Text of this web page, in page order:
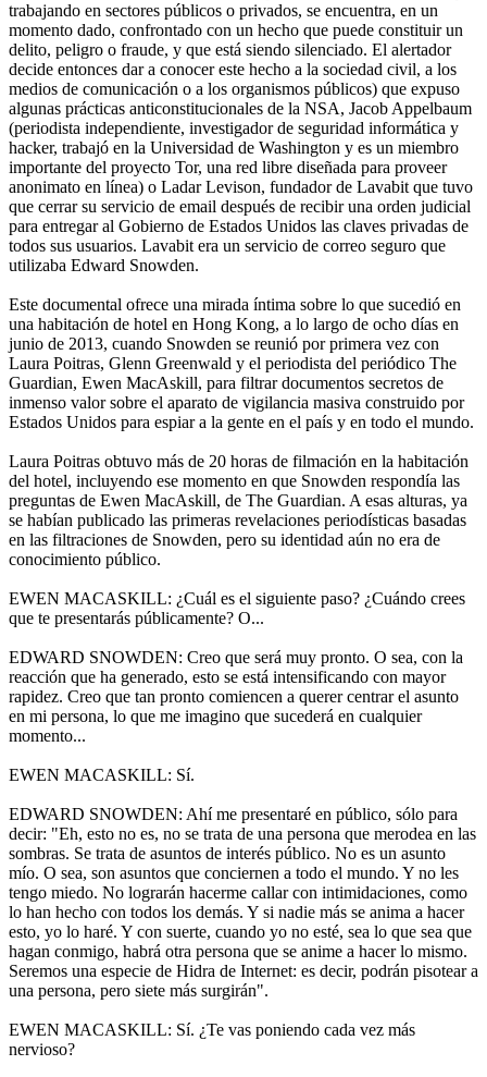
trabajando en sectores públicos o privados, se encuentra, en un
momento dado, confrontado con un hecho que puede constituir un
delito, peligro o fraude, y que está siendo silenciado. El alertador
decide entonces dar a conocer este hecho a la sociedad civil, a los
medios de comunicación o a los organismos públicos) que expuso
algunas prácticas anticonstitucionales de la NSA, Jacob Appelbaum
(periodista independiente, investigador de seguridad informática y
hacker, trabajó en la Universidad de Washington y es un miembro
importante del proyecto Tor, una red libre diseñada para proveer
anonimato en línea) o Ladar Levison, fundador de Lavabit que tuvo
que cerrar su servicio de email después de recibir una orden judicial
para entregar al Gobierno de Estados Unidos las claves privadas de
todos sus usuarios. Lavabit era un servicio de correo seguro que
utilizaba Edward Snowden.
Este documental ofrece una mirada íntima sobre lo que sucedió en
una habitación de hotel en Hong Kong, a lo largo de ocho días en
junio de 2013, cuando Snowden se reunió por primera vez con
Laura Poitras, Glenn Greenwald y el periodista del periódico The
Guardian, Ewen MacAskill, para filtrar documentos secretos de
inmenso valor sobre el aparato de vigilancia masiva construido por
Estados Unidos para espiar a la gente en el país y en todo el mundo.
Laura Poitras obtuvo más de 20 horas de filmación en la habitación
del hotel, incluyendo ese momento en que Snowden respondía las
preguntas de Ewen MacAskill, de The Guardian. A esas alturas, ya
se habían publicado las primeras revelaciones periodísticas basadas
en las filtraciones de Snowden, pero su identidad aún no era de
conocimiento público.
EWEN MACASKILL: ¿Cuál es el siguiente paso? ¿Cuándo crees
que te presentarás públicamente? O...
EDWARD SNOWDEN: Creo que será muy pronto. O sea, con la
reacción que ha generado, esto se está intensificando con mayor
rapidez. Creo que tan pronto comiencen a querer centrar el asunto
en mi persona, lo que me imagino que sucederá en cualquier
momento...
EWEN MACASKILL: Sí.
EDWARD SNOWDEN: Ahí me presentaré en público, sólo para
decir: "Eh, esto no es, no se trata de una persona que merodea en las
sombras. Se trata de asuntos de interés público. No es un asunto
mío. O sea, son asuntos que conciernen a todo el mundo. Y no les
tengo miedo. No lograrán hacerme callar con intimidaciones, como
lo han hecho con todos los demás. Y si nadie más se anima a hacer
esto, yo lo haré. Y con suerte, cuando yo no esté, sea lo que sea que
hagan conmigo, habrá otra persona que se anime a hacer lo mismo.
Seremos una especie de Hidra de Internet: es decir, podrán pisotear a
una persona, pero siete más surgirán".
EWEN MACASKILL: Sí. ¿Te vas poniendo cada vez más
nervioso?